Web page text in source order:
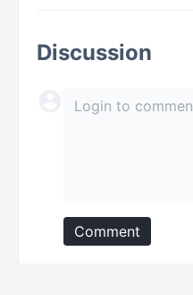
Discussion
Comment